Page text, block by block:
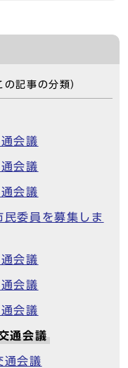
の記事の分類）
会議
会議
会議
委員を募集しま
会議
会議
会議
通会議
通会議